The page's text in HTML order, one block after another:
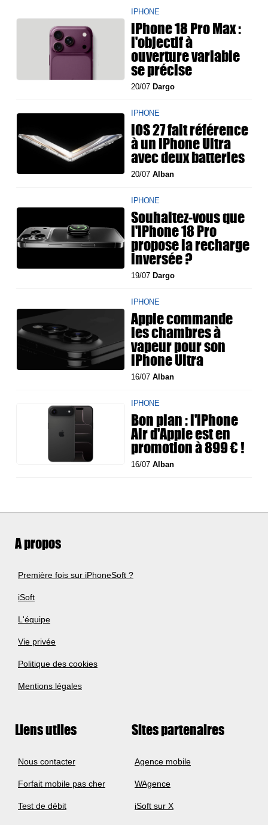
IPHONE
iPhone 18 Pro Max :
l'objectif à
ouverture variable
se précise
20/07 Dargo
IPHONE
iOS 27 fait référence
à un iPhone Ultra
avec deux batteries
20/07Alban
IPHONE
Souhaitez-vous que
l'iPhone 18 Pro
propose la recharge
inversée ?
19/07 Dargo
IPHONE
Apple commande
les chambres à
vapeur pour son
iPhone Ultra
16/07Alban
IPHONE
Bon plan : l'iPhone
Air d'Apple est en
promotion à 899 € !
16/07Alban
A propos
Première fois sur iPhoneSoft ?
iSoft
L'équipe
Vie privée
Politique des cookies
Mentions légales
Liens utiles
Nous contacter
Forfait mobile pas cher
Test de débit
Sites partenaires
Agence mobile
WAgence
iSoft sur X